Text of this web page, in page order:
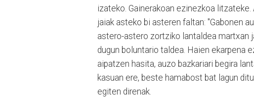
izateko. Gainerakoan ezinezkoa
jaiak asteko bi asteren faltan: "Gabonen
astero-astero zortziko lantaldea martxan
dugun boluntario taldea. Haien ekarpena
aipatzen hasita, auzo bazkariari begira
kasuan ere, beste hamabost bat lagun
egiten direnak.